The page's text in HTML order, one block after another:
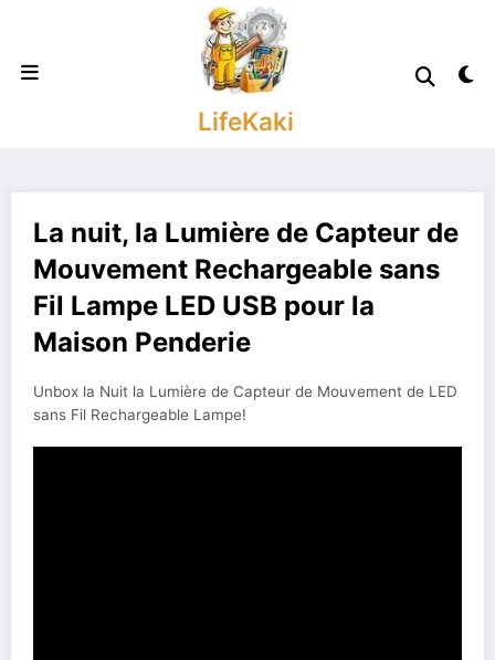
LifeKaki
La nuit, la Lumière de Capteur de
Mouvement Rechargeable sans
Fil Lampe LED USB pour la
Maison Penderie
Unbox la Nuit la Lumière de Capteur de Mouvement de LED
sans Fil Rechargeable Lampe!